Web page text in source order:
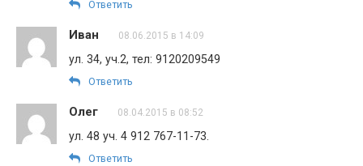
Ответить
Иван 08.06.2015 в 14:09
ул. 34, уч.2, тел: 9120209549
Ответить
Олег 08.04.2015 в 08:52
ул. 48 уч. 4 912 767-11-73.
Ответить